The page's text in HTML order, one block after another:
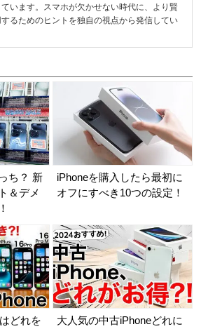
ています。スマホが欠かせない時代に、より賢
するためのヒントを独自の視点から発信してい
ち？ 新
＆デメ
iPhoneを購入したら最初に
オフにすべき10つの設定！
どれを
大人気の中古iPhoneどれに